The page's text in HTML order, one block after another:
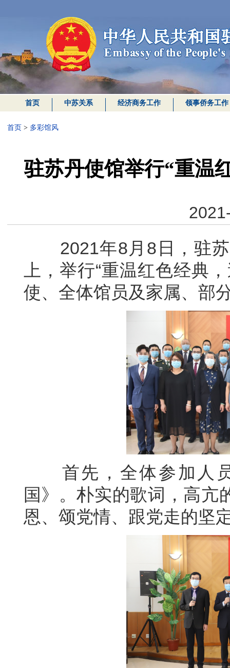
首页 中苏关系 经济商务工作 领事侨务工作
首页 > 多彩馆风
驻苏丹使馆举行“重温
2021年8月8日，驻苏
上，举行“重温红色经典
使、全体馆员及家属、部
首先，全体参加人员
国》。朴实的歌词，高亢
恩、颂党情、跟党走的坚